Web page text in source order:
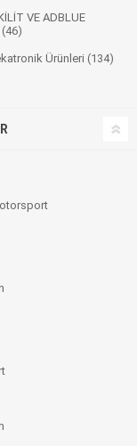
VE ADBLUE
Ürünleri (134)